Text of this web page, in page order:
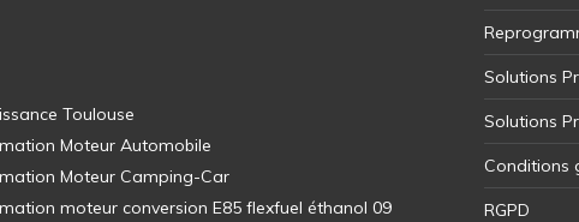
Solutions
Solutions
Conditions
RGPD
Toulouse
Moteur Automobile
Moteur Camping-Car
moteur conversion E85 flexfuel éthanol 09